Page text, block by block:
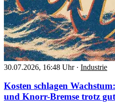
30.07.2026, 16:48 Uhr · Industrie
Kosten schlagen
und Knorr-Bremse trotz